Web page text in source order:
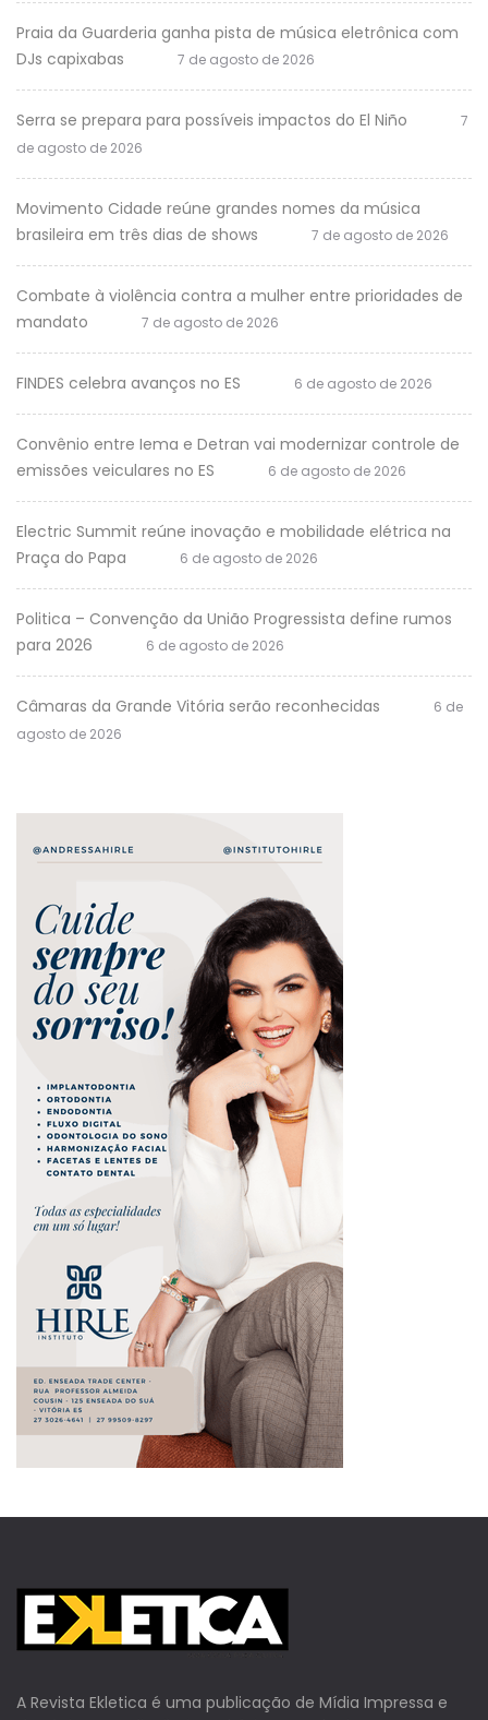
Praia da Guarderia ganha pista de música eletrônica com
DJs capixabas
7 de agosto de 2026
Serra se prepara para possíveis impactos do El Niño
7
de agosto de 2026
Movimento Cidade reúne grandes nomes da música
brasileira em três dias de shows
7 de agosto de 2026
Combate à violência contra a mulher entre prioridades de
mandato
7 de agosto de 2026
FINDES celebra avanços no ES 6 de agosto de 2026
Convênio entre Iema e Detran vai modernizar controle de
emissões veiculares no ES
6 de agosto de 2026
Electric Summit reúne inovação e mobilidade elétrica na
Praça do Papa
6 de agosto de 2026
Politica – Convenção da União Progressista define rumos
para 2026
6 de agosto de 2026
Câmaras da Grande Vitória serão reconhecidas
6 de
agosto de 2026
A Revista Ekletica é uma publicação de Mídia Impressa e